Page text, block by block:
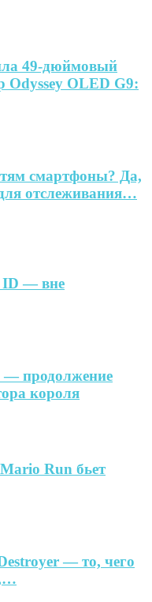
49-дюймовый
Odyssey OLED G9:
смартфоны? Да,
отслеживания…
— вне
— продолжение
короля
Run бьет
— то, чего